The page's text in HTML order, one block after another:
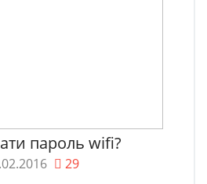
пароль wifi?
29